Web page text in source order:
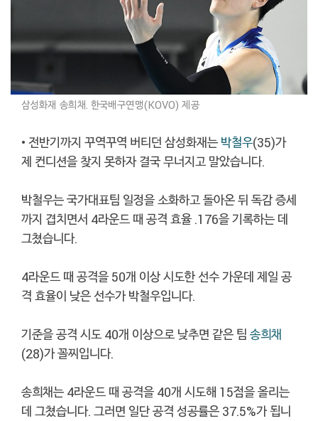
삼성화재 송희채. 한국배구연맹(KOVO) 제공
• 전반기까지 꾸역꾸역 버티던 삼성화재는 박철우(35)가
제 컨디션을 찾지 못하자 결국 무너지고 말았습니다.
박철우는 국가대표팀 일정을 소화하고 돌아온 뒤 독감 증세
까지 겹치면서 4라운드 때 공격 효율 .176을 기록하는 데
그쳤습니다.
4라운드 때 공격을 50개 이상 시도한 선수 가운데 제일 공
격 효율이 낮은 선수가 박철우입니다.
기준을 공격 시도 40개 이상으로 낮추면 같은 팀 송희채
(28)가 꼴찌입니다.
송희채는 4라운드 때 공격을 40개 시도해 15점을 올리는
데 그쳤습니다. 그러면 일단 공격 성공률은 37.5%가 됩니